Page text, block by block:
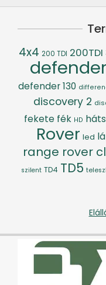
4x4 200 TDI 200TDI
defender
defender 130
discovery 2
fekete fék HD
Rover led
range rover
szilent TD4 TD5